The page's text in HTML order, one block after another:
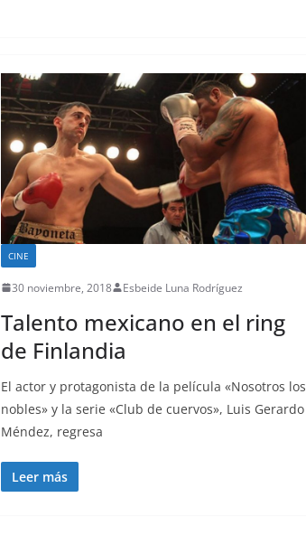
CINE
30 noviembre, 2018 Esbeide Luna Rodríguez
Talento mexicano en el ring
de Finlandia
El actor y protagonista de la película «Nosotros los
nobles» y la serie «Club de cuervos», Luis Gerardo
Méndez, regresa
Leer más